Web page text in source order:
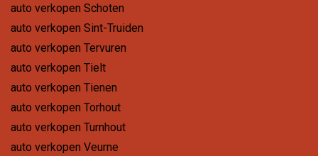
auto verkopen Schoten
auto verkopen Sint-Truiden
auto verkopen Tervuren
auto verkopen Tielt
auto verkopen Tienen
auto verkopen Torhout
auto verkopen Turnhout
auto verkopen Veurne